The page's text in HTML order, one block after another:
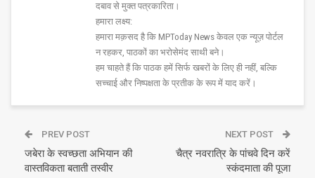
दबाव से मुक्त पत्रकारिता।
हमारा लक्ष्य:
हमारा मक़सद है कि MPToday News केवल एक न्यूज़ पोर्टल
न रहकर, पाठकों का भरोसेमंद साथी बने।
हम चाहते हैं कि पाठक हमें सिर्फ खबरों के लिए ही नहीं, बल्कि
सच्चाई और निष्पक्षता के प्रतीक के रूप में याद करें।
PREV POST
जबेरा के स्वच्छता अभियान की
वास्तविकता बताती तस्वीर
NEXT POST
चैत्र नवरात्रि के पांचवे दिन करें
स्कंदमाता की पूजा